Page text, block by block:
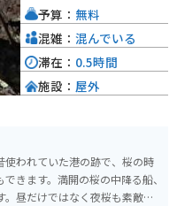
使われていた港の跡で、桜の時
きます。満開の桜の中降る船、
昼だけではなく夜桜も素敵で
予算： 無料
混雑： 混んでいる
滞在： 0.5時間
施設： 屋外